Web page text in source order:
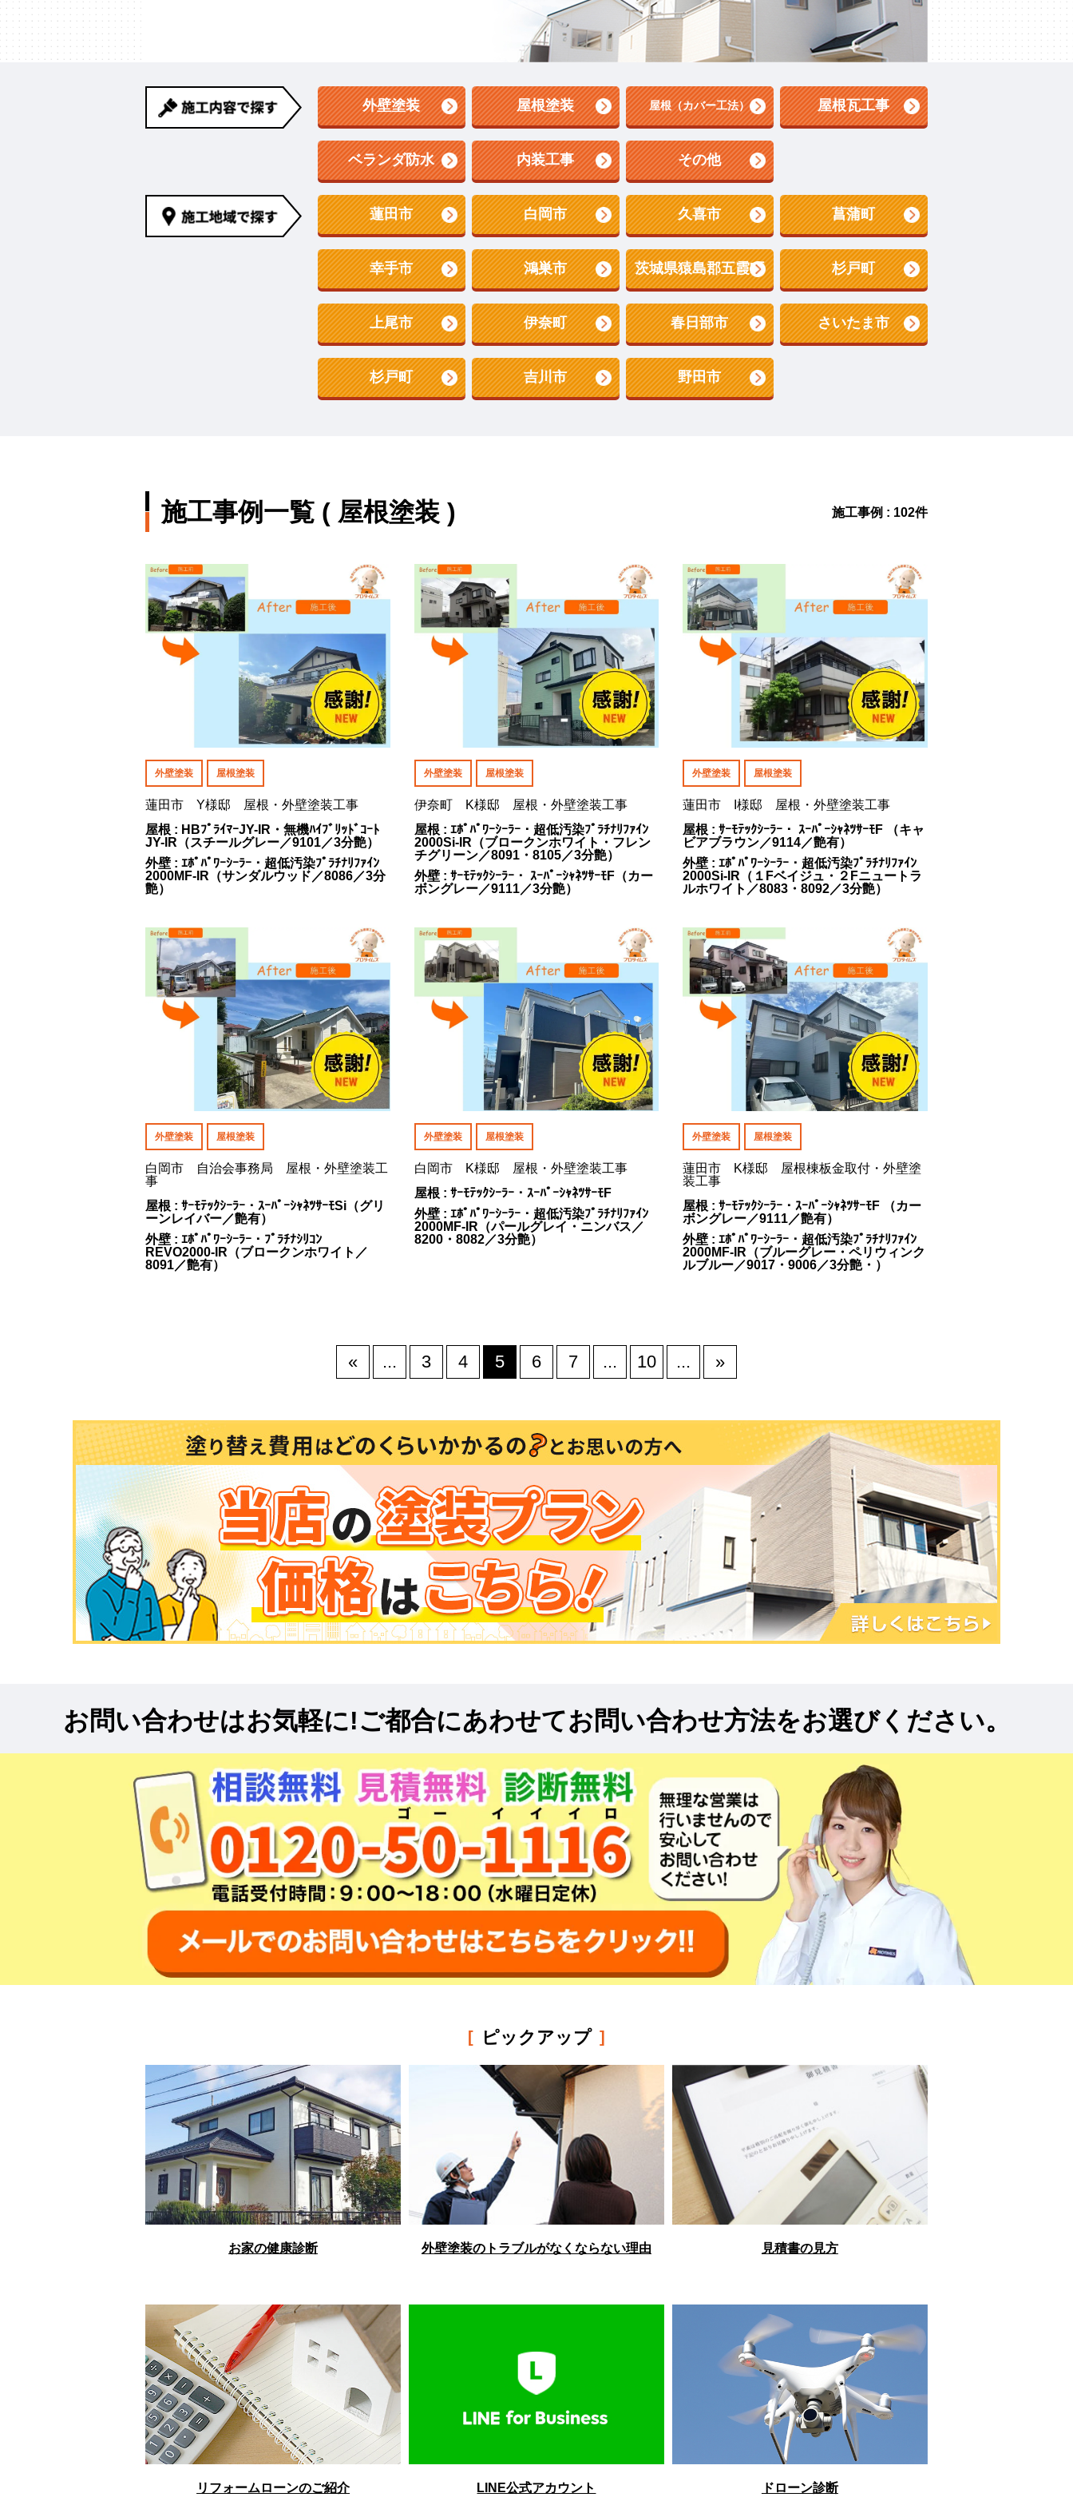
外壁塗装 屋根塗装 屋根（カバー工法） 屋根瓦工事
ベランダ防水 内装工事 その他
蓮田市 白岡市 久喜市 菖蒲町
幸手市 鴻巣市 茨城県猿島郡五霞町 杉戸町
上尾市 伊奈町 春日部市 さいたま市
杉戸町 吉川市 野田市
施工事例一覧 ( 屋根塗装 ) 施工事例 : 102件
外壁塗装 屋根塗装
蓮田市 Y様邸 屋根・外壁塗装工事
屋根 : HBﾌﾟﾗｲﾏｰJY-IR・無機ﾊｲﾌﾞﾘｯﾄﾞｺｰﾄ
JY-IR（スチールグレー／9101／3分艶）
外壁 : ｴﾎﾟﾊﾟﾜｰｼｰﾗｰ・超低汚染ﾌﾟﾗﾁﾅﾘﾌｧｲﾝ
2000MF-IR（サンダルウッド／8086／3分
艶）
外壁塗装 屋根塗装
伊奈町 K様邸 屋根・外壁塗装工事
屋根 : ｴﾎﾟﾊﾟﾜｰｼｰﾗｰ・超低汚染ﾌﾟﾗﾁﾅﾘﾌｧｲﾝ
2000Si-IR（ブロークンホワイト・フレン
チグリーン／8091・8105／3分艶）
外壁 : ｻｰﾓﾃｯｸｼｰﾗｰ・ ｽｰﾊﾟｰｼｬﾈﾂｻｰﾓF（カー
ボングレー／9111／3分艶）
外壁塗装 屋根塗装
蓮田市 I様邸 屋根・外壁塗装工事
屋根 : ｻｰﾓﾃｯｸｼｰﾗｰ・ ｽｰﾊﾟｰｼｬﾈﾂｻｰﾓF （キャ
ビアブラウン／9114／艶有）
外壁 : ｴﾎﾟﾊﾟﾜｰｼｰﾗｰ・超低汚染ﾌﾟﾗﾁﾅﾘﾌｧｲﾝ
2000Si-IR（１Fベイジュ・２Fニュートラ
ルホワイト／8083・8092／3分艶）
外壁塗装 屋根塗装
白岡市 自治会事務局 屋根・外壁塗装工
事
屋根 : ｻｰﾓﾃｯｸｼｰﾗｰ・ｽｰﾊﾟｰｼｬﾈﾂｻｰﾓSi（グリ
ーンレイバー／艶有）
外壁 : ｴﾎﾟﾊﾟﾜｰｼｰﾗｰ・ﾌﾟﾗﾁﾅｼﾘｺﾝ
REVO2000-IR（ブロークンホワイト／
8091／艶有）
外壁塗装 屋根塗装
白岡市 K様邸 屋根・外壁塗装工事
屋根 : ｻｰﾓﾃｯｸｼｰﾗｰ・ｽｰﾊﾟｰｼｬﾈﾂｻｰﾓF
外壁 : ｴﾎﾟﾊﾟﾜｰｼｰﾗｰ・超低汚染ﾌﾟﾗﾁﾅﾘﾌｧｲﾝ
2000MF-IR（パールグレイ・ニンバス／
8200・8082／3分艶）
外壁塗装 屋根塗装
蓮田市 K様邸 屋根棟板金取付・外壁塗
装工事
屋根 : ｻｰﾓﾃｯｸｼｰﾗｰ・ｽｰﾊﾟｰｼｬﾈﾂｻｰﾓF （カー
ボングレー／9111／艶有）
外壁 : ｴﾎﾟﾊﾟﾜｰｼｰﾗｰ・超低汚染ﾌﾟﾗﾁﾅﾘﾌｧｲﾝ
2000MF-IR（ブルーグレー・ペリウィンク
ルブルー／9017・9006／3分艶・）
« ... 3 4 5 6 7 ... 10 ... »
お問い合わせはお気軽に!ご都合にあわせてお問い合わせ方法をお選びください。
[ ピックアップ ]
お家の健康診断 外壁塗装のトラブルがなくならない理由 見積書の見方
リフォームローンのご紹介 LINE公式アカウント ドローン診断